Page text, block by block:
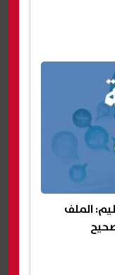
2026.. التعليم: الملف